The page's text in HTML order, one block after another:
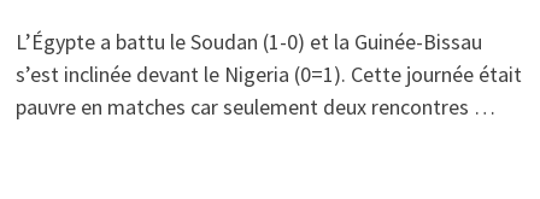
L’Égypte a battu le Soudan (1-0) et la Guinée-Bissau
s’est inclinée devant le Nigeria (0=1). Cette journée était
pauvre en matches car seulement deux rencontres …